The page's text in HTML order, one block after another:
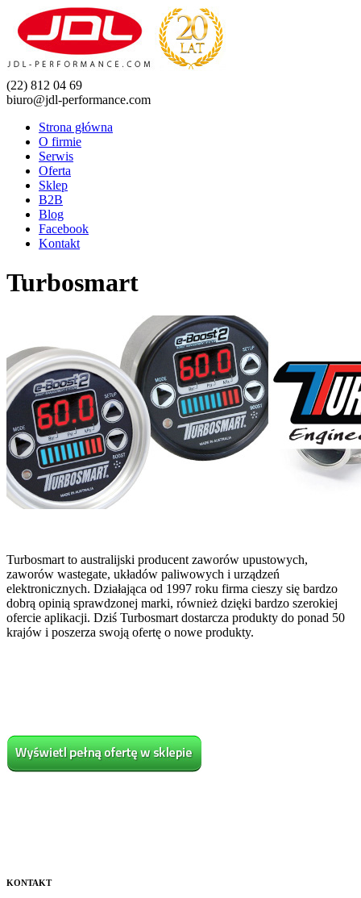
(22) 812 04 69
biuro@jdl-performance.com
Strona główna
O firmie
Serwis
Oferta
Sklep
B2B
Blog
Facebook
Kontakt
Turbosmart
Turbosmart to australijski producent zaworów upustowych,
zaworów wastegate, układów paliwowych i urządzeń
elektronicznych. Działająca od 1997 roku firma cieszy się bardzo
dobrą opinią sprawdzonej marki, również dzięki bardzo szerokiej
ofercie aplikacji. Dziś Turbosmart dostarcza produkty do ponad 50
krajów i poszerza swoją ofertę o nowe produkty.
KONTAKT